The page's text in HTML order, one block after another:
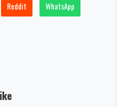
Reddit WhatsApp